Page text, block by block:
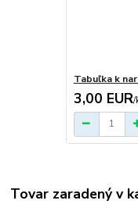
Tabuľka k
3,00 EUR/
Tovar zaradený v